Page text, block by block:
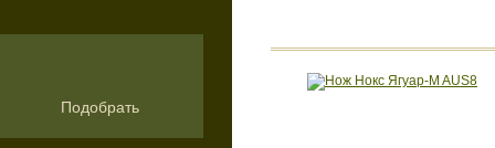
Подобрать